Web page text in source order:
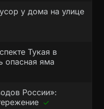
у дома на улице
Тукая в
опасная яма
России»: